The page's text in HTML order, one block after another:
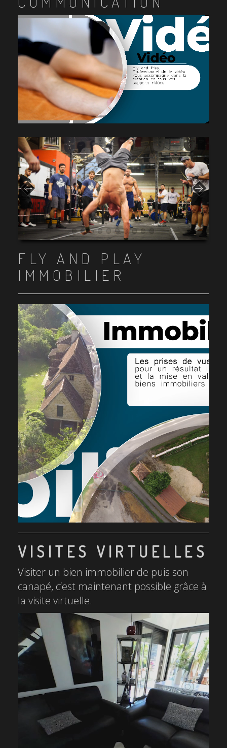
Item 1
Item 2
Item 3
Item 4
Item 5
Item 6
Item 7
Item 8
Item 9
Item 10
FLY AND PLAY
IMMOBILIER
VISITES VIRTUELLES
Visiter un bien immobilier de puis son
canapé, c’est maintenant possible grâce à
la visite virtuelle.